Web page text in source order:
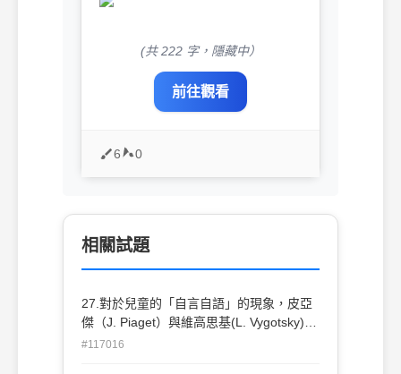
(共 222 字，隱藏中）
前往觀看
6 0
相關試題
27.對於兒童的「自言自語」的現象，皮亞
傑（J. Piaget）與維高思基(L. Vygotsky)分
別持有不同的觀點，下列的描述何者正確？
#117016